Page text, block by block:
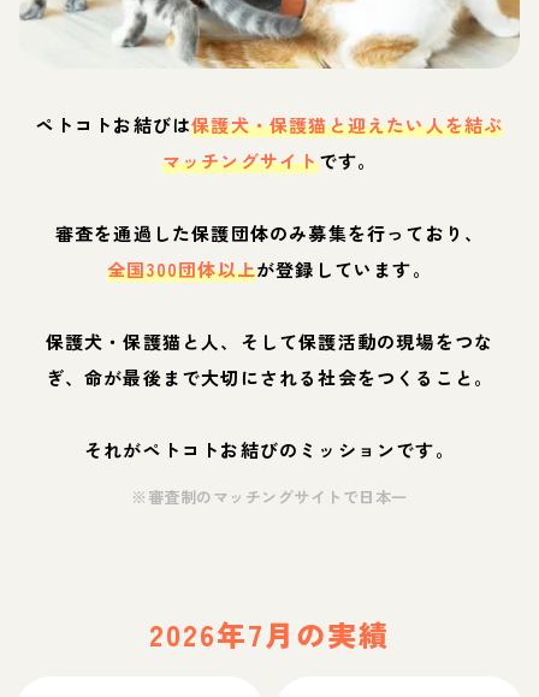
ペトコトお結びは保護犬・保護猫と迎えたい人を結ぶ
マッチングサイトです。
審査を通過した保護団体のみ募集を行っており、
全国300団体以上が登録しています。
保護犬・保護猫と人、そして保護活動の現場をつな
ぎ、命が最後まで大切にされる社会をつくること。
それがペトコトお結びのミッションです。
※審査制のマッチングサイトで日本一
2026年7月の実績